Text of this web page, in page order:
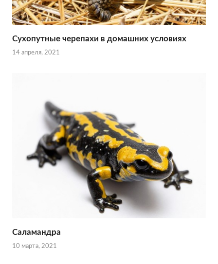
Сухопутные черепахи в домашних условиях
14 апреля, 2021
Саламандра
10 марта, 2021